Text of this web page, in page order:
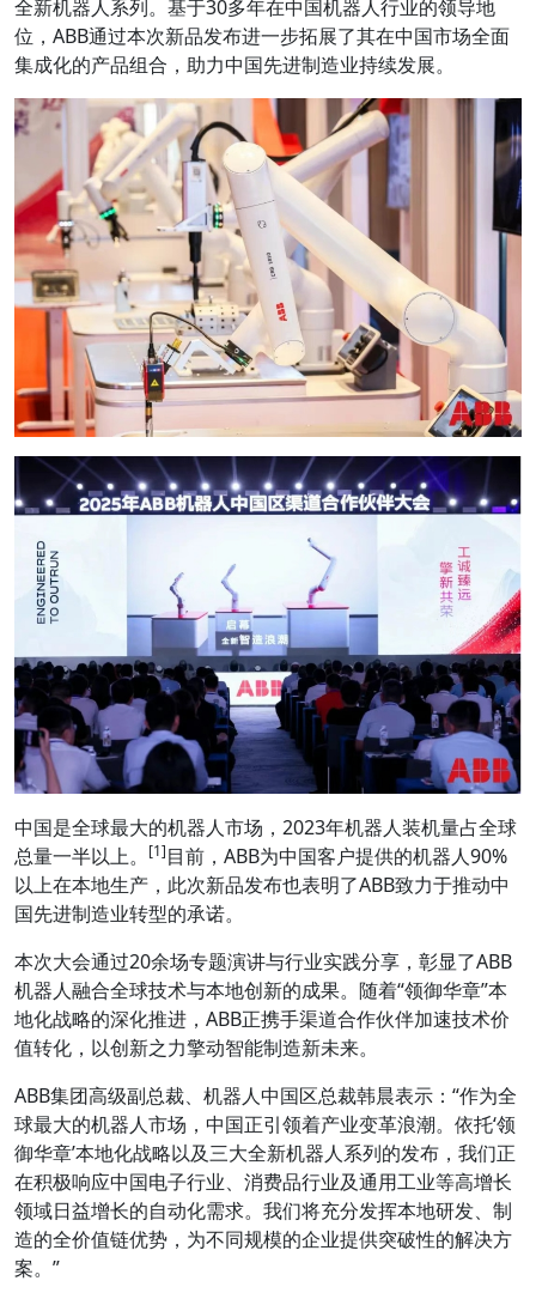
全新机器人系列。基于30多年在中国机器人行业的领导地
位，ABB通过本次新品发布进一步拓展了其在中国市场全面
集成化的产品组合，助力中国先进制造业持续发展。
中国是全球最大的机器人市场，2023年机器人装机量占全球
总量一半以上。
[1]目前，ABB为中国客户提供的机器人90%
以上在本地生产，此次新品发布也表明了ABB致力于推动中
国先进制造业转型的承诺。
本次大会通过20余场专题演讲与行业实践分享，彰显了ABB
机器人融合全球技术与本地创新的成果。随着“领御华章”本
地化战略的深化推进，ABB正携手渠道合作伙伴加速技术价
值转化，以创新之力擎动智能制造新未来。
ABB集团高级副总裁、机器人中国区总裁韩晨表示：“作为全
球最大的机器人市场，中国正引领着产业变革浪潮。依托‘领
御华章’本地化战略以及三大全新机器人系列的发布，我们正
在积极响应中国电子行业、消费品行业及通用工业等高增长
领域日益增长的自动化需求。我们将充分发挥本地研发、制
造的全价值链优势，为不同规模的企业提供突破性的解决方
案。”